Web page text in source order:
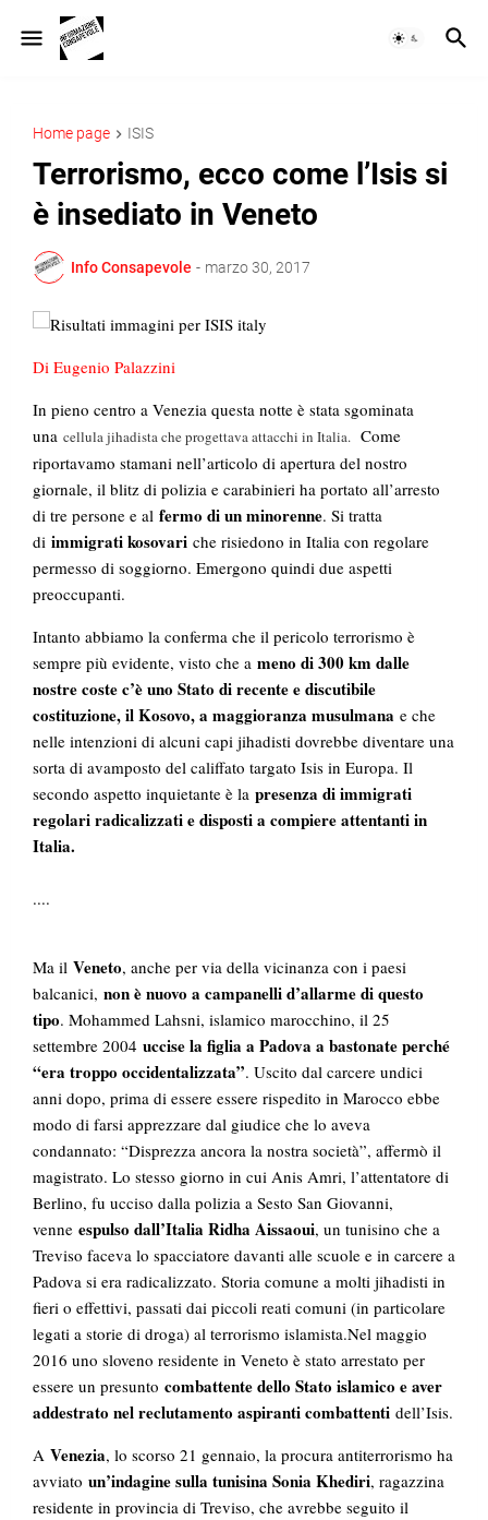
Home page ISIS
Terrorismo, ecco come l’Isis si
è insediato in Veneto
Info Consapevole - marzo 30, 2017
Di Eugenio Palazzini
In pieno centro a Venezia questa notte è stata sgominata
una cellula jihadista che progettava attacchi in Italia. Come
riportavamo stamani nell’articolo di apertura del nostro
giornale, il blitz di polizia e carabinieri ha portato all’arresto
di tre persone e al fermo di un minorenne. Si tratta
di immigrati kosovari che risiedono in Italia con regolare
permesso di soggiorno. Emergono quindi due aspetti
preoccupanti.
Intanto abbiamo la conferma che il pericolo terrorismo è
sempre più evidente, visto che a meno di 300 km dalle
nostre coste c’è uno Stato di recente e discutibile
costituzione, il Kosovo, a maggioranza musulmana e che
nelle intenzioni di alcuni capi jihadisti dovrebbe diventare una
sorta di avamposto del califfato targato Isis in Europa. Il
secondo aspetto inquietante è la presenza di immigrati
regolari radicalizzati e disposti a compiere attentanti in
Italia.
....
Ma il Veneto, anche per via della vicinanza con i paesi
balcanici, non è nuovo a campanelli d’allarme di questo
tipo. Mohammed Lahsni, islamico marocchino, il 25
settembre 2004 uccise la figlia a Padova a bastonate perché
“era troppo occidentalizzata”. Uscito dal carcere undici
anni dopo, prima di essere essere rispedito in Marocco ebbe
modo di farsi apprezzare dal giudice che lo aveva
condannato: “Disprezza ancora la nostra società”, affermò il
magistrato. Lo stesso giorno in cui Anis Amri, l’attentatore di
Berlino, fu ucciso dalla polizia a Sesto San Giovanni,
venne espulso dall’Italia Ridha Aissaoui, un tunisino che a
Treviso faceva lo spacciatore davanti alle scuole e in carcere a
Padova si era radicalizzato. Storia comune a molti jihadisti in
fieri o effettivi, passati dai piccoli reati comuni (in particolare
legati a storie di droga) al terrorismo islamista.Nel maggio
2016 uno sloveno residente in Veneto è stato arrestato per
essere un presunto combattente dello Stato islamico e aver
addestrato nel reclutamento aspiranti combattenti dell’Isis.
A Venezia, lo scorso 21 gennaio, la procura antiterrorismo ha
avviato un’indagine sulla tunisina Sonia Khediri, ragazzina
residente in provincia di Treviso, che avrebbe seguito il